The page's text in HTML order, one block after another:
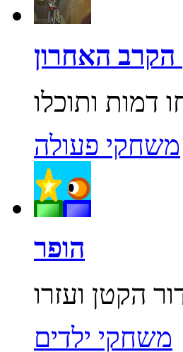
האחרון
משחקי פעולה
הופר
משחקי ילדים